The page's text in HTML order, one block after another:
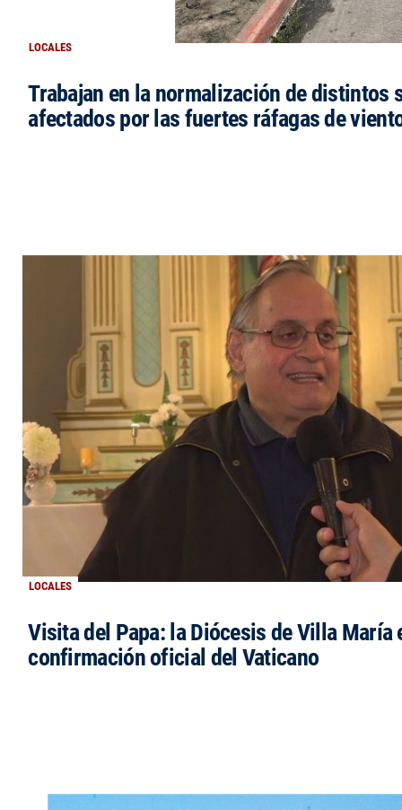
LOCALES
Trabajan en la normalización de distintos
afectados por las fuertes ráfagas de
LOCALES
Visita del Papa: la Diócesis de Villa María
confirmación oficial del Vaticano